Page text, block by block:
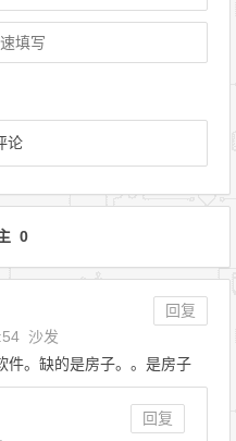
0
回复
沙发
件。缺的是房子。。是房子
回复